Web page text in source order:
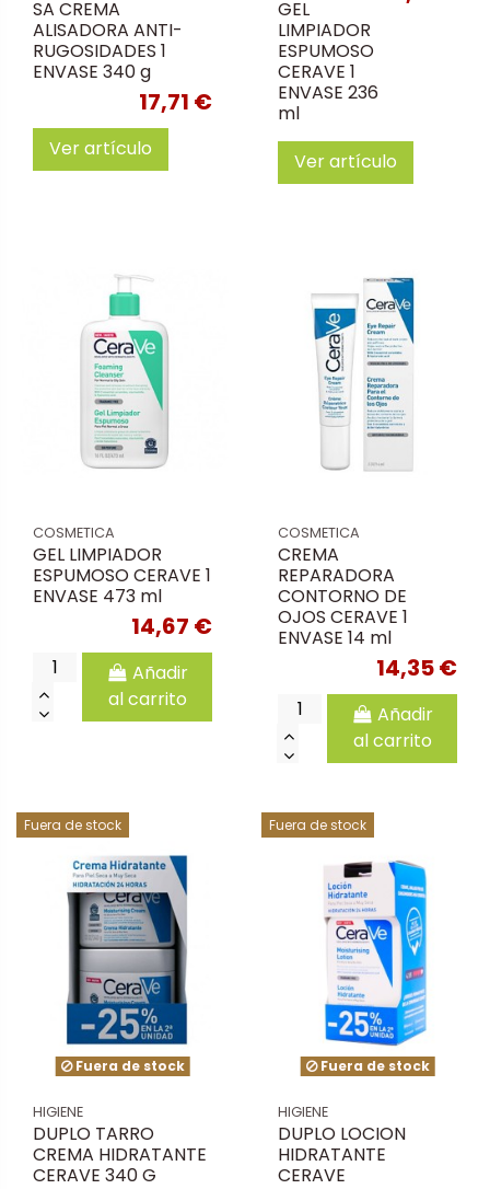
SA CREMA
ALISADORA ANTI-
RUGOSIDADES 1
ENVASE 340 g
17,71 €
Ver artículo
GEL
LIMPIADOR
ESPUMOSO
CERAVE 1
ENVASE 236
ml
Ver artículo
COSMETICA
GEL LIMPIADOR
ESPUMOSO CERAVE 1
ENVASE 473 ml
14,67 €
Añadir
al carrito
COSMETICA
CREMA
REPARADORA
CONTORNO DE
OJOS CERAVE 1
ENVASE 14 ml
14,35 €
Añadir
al carrito
Fuera de stock
Fuera de stock
HIGIENE
DUPLO TARRO
CREMA HIDRATANTE
CERAVE 340 G
Fuera de stock
Fuera de stock
HIGIENE
DUPLO LOCION
HIDRATANTE
CERAVE